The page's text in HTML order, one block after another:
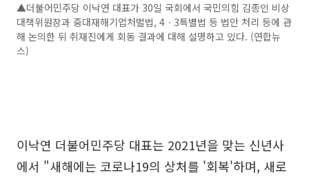
▲더불어민주당 이낙연 대표가 30일 국회에서 국민의힘 김종인 비상
대책위원장과 중대재해기업처벌법, 4ㆍ3특별법 등 법안 처리 등에 관
해 논의한 뒤 취재진에게 회동 결과에 대해 설명하고 있다. (연합뉴
스)
이낙연 더불어민주당 대표는 2021년을 맞는 신년사
에서 "새해에는 코로나19의 상처를 '회복'하며, 새로